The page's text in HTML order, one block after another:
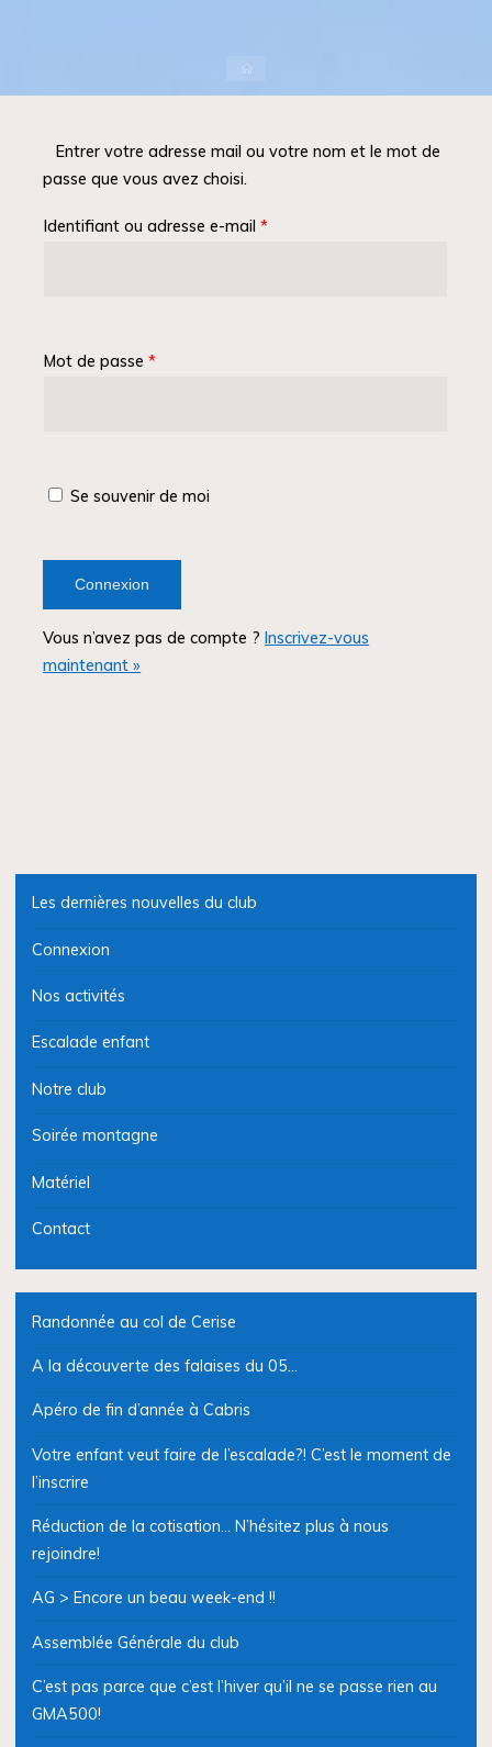
Entrer votre adresse mail ou votre nom et le mot de
passe que vous avez choisi.
Identifiant ou adresse e-mail*
Mot de passe*
Se souvenir de moi
Vous n’avez pas de compte ?Inscrivez-vous
maintenant »
Les dernières nouvelles du club
Connexion
Nos activités
Escalade enfant
Notre club
Soirée montagne
Matériel
Contact
Randonnée au col de Cerise
A la découverte des falaises du 05…
Apéro de fin d’année à Cabris
Votre enfant veut faire de l’escalade?! C’est le moment de
l’inscrire
Réduction de la cotisation… N’hésitez plus à nous
rejoindre!
AG > Encore un beau week-end !!
Assemblée Générale du club
C’est pas parce que c’est l’hiver qu’il ne se passe rien au
GMA500!